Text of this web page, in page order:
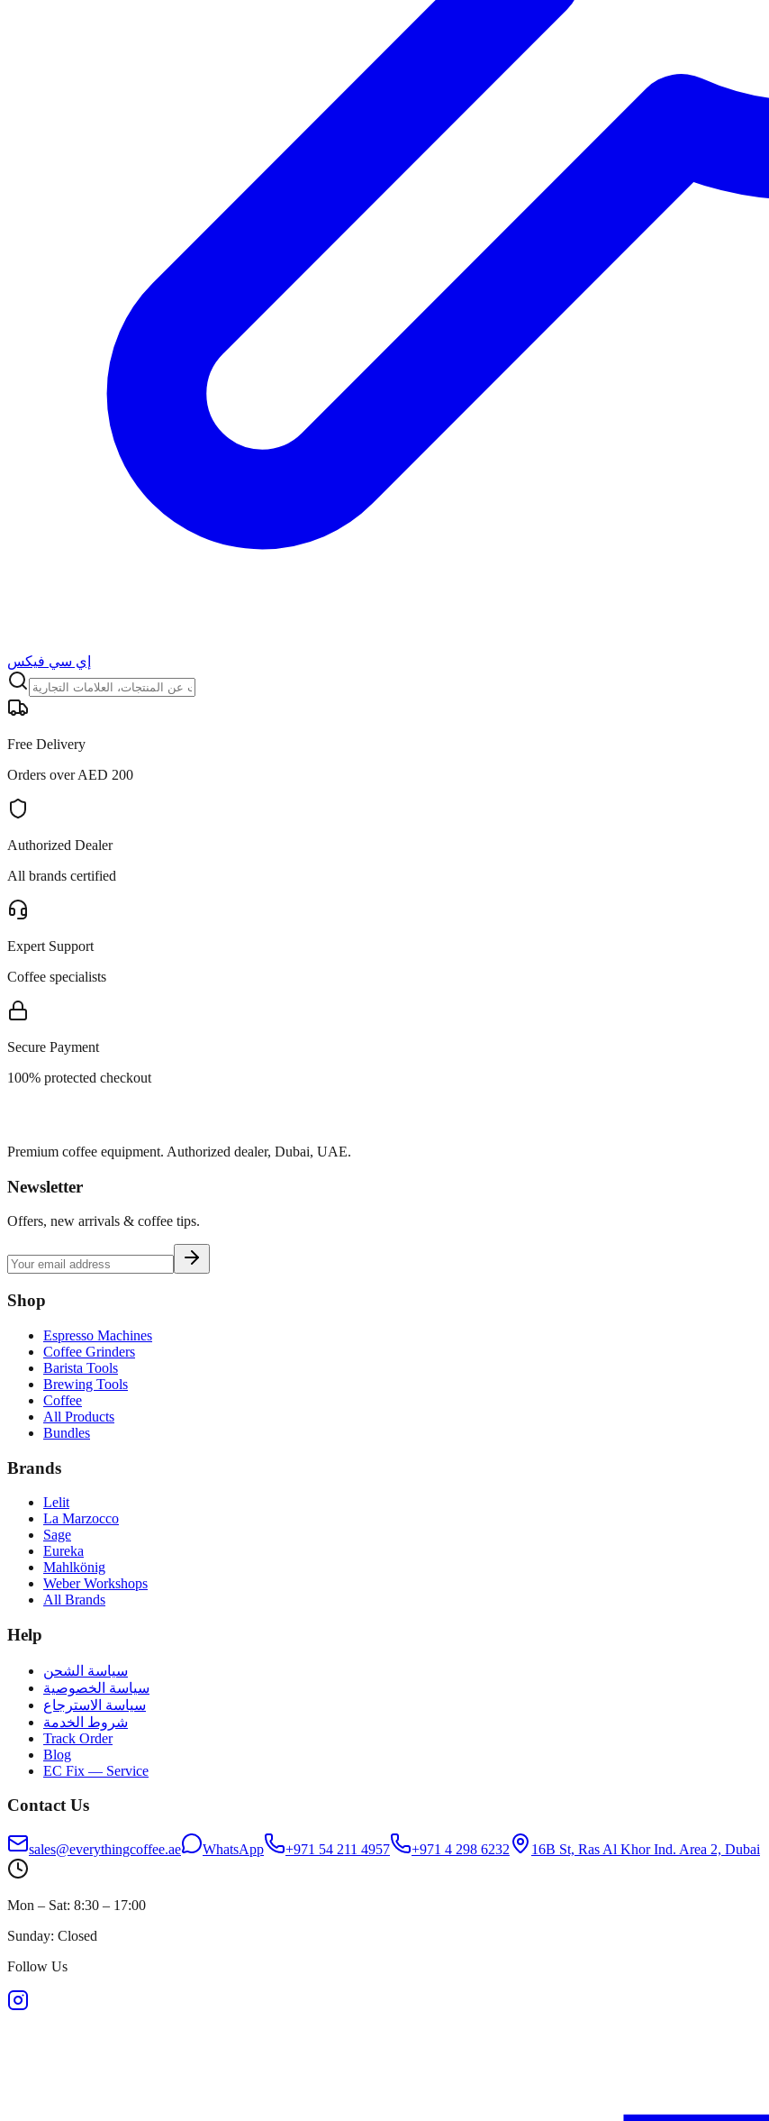
إي سي فيكس
Free Delivery
Orders over AED 200
Authorized Dealer
All brands certified
Expert Support
Coffee specialists
Secure Payment
100% protected checkout
Premium coffee equipment. Authorized dealer, Dubai, UAE.
Newsletter
Offers, new arrivals & coffee tips.
Shop
Espresso Machines
Coffee Grinders
Barista Tools
Brewing Tools
Coffee
All Products
Bundles
Brands
Lelit
La Marzocco
Sage
Eureka
Mahlkönig
Weber Workshops
All Brands
Help
سياسة الشحن
سياسة الخصوصية
سياسة الاسترجاع
شروط الخدمة
Track Order
Blog
EC Fix — Service
Contact Us
sales@everythingcoffee.ae WhatsApp +971 54 211 4957 +971 4 298 6232 16B St, Ras Al Khor Ind. Area 2, Dubai
Mon – Sat: 8:30 – 17:00
Sunday: Closed
Follow Us